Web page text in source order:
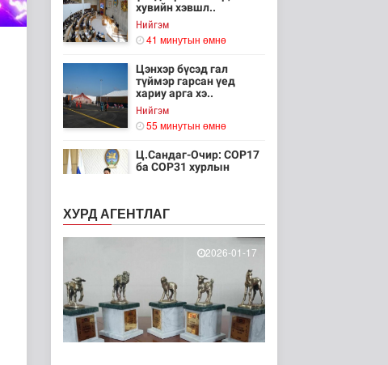
хувийн хэвшл..
Нийгэм
41 минутын өмнө
Цэнхэр бүсэд гал
түймэр гарсан үед
хариу арга хэ..
Нийгэм
55 минутын өмнө
Ц.Сандаг-Очир: COP17
ба COP31 хурлын
1 цаг 59 минутын өмнө
Хийлдэг завь, гудас,
хөвөгч тоглоом биш
1 цаг 15 минутын өмнө
Нийслэлийн цэцэрлэгт
хамрагдах I шатны
бүртгэл э..
ХУРД АГЕНТЛАГ
2026-01-17